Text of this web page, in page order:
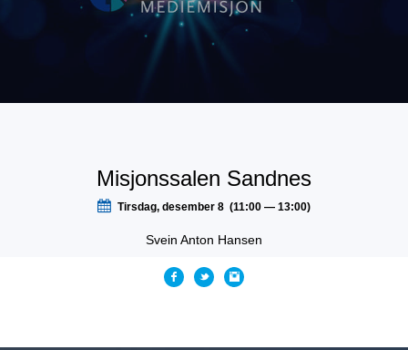
Misjonssalen Sandnes
Tirsdag, desember 8 (11:00 — 13:00)
Svein Anton Hansen